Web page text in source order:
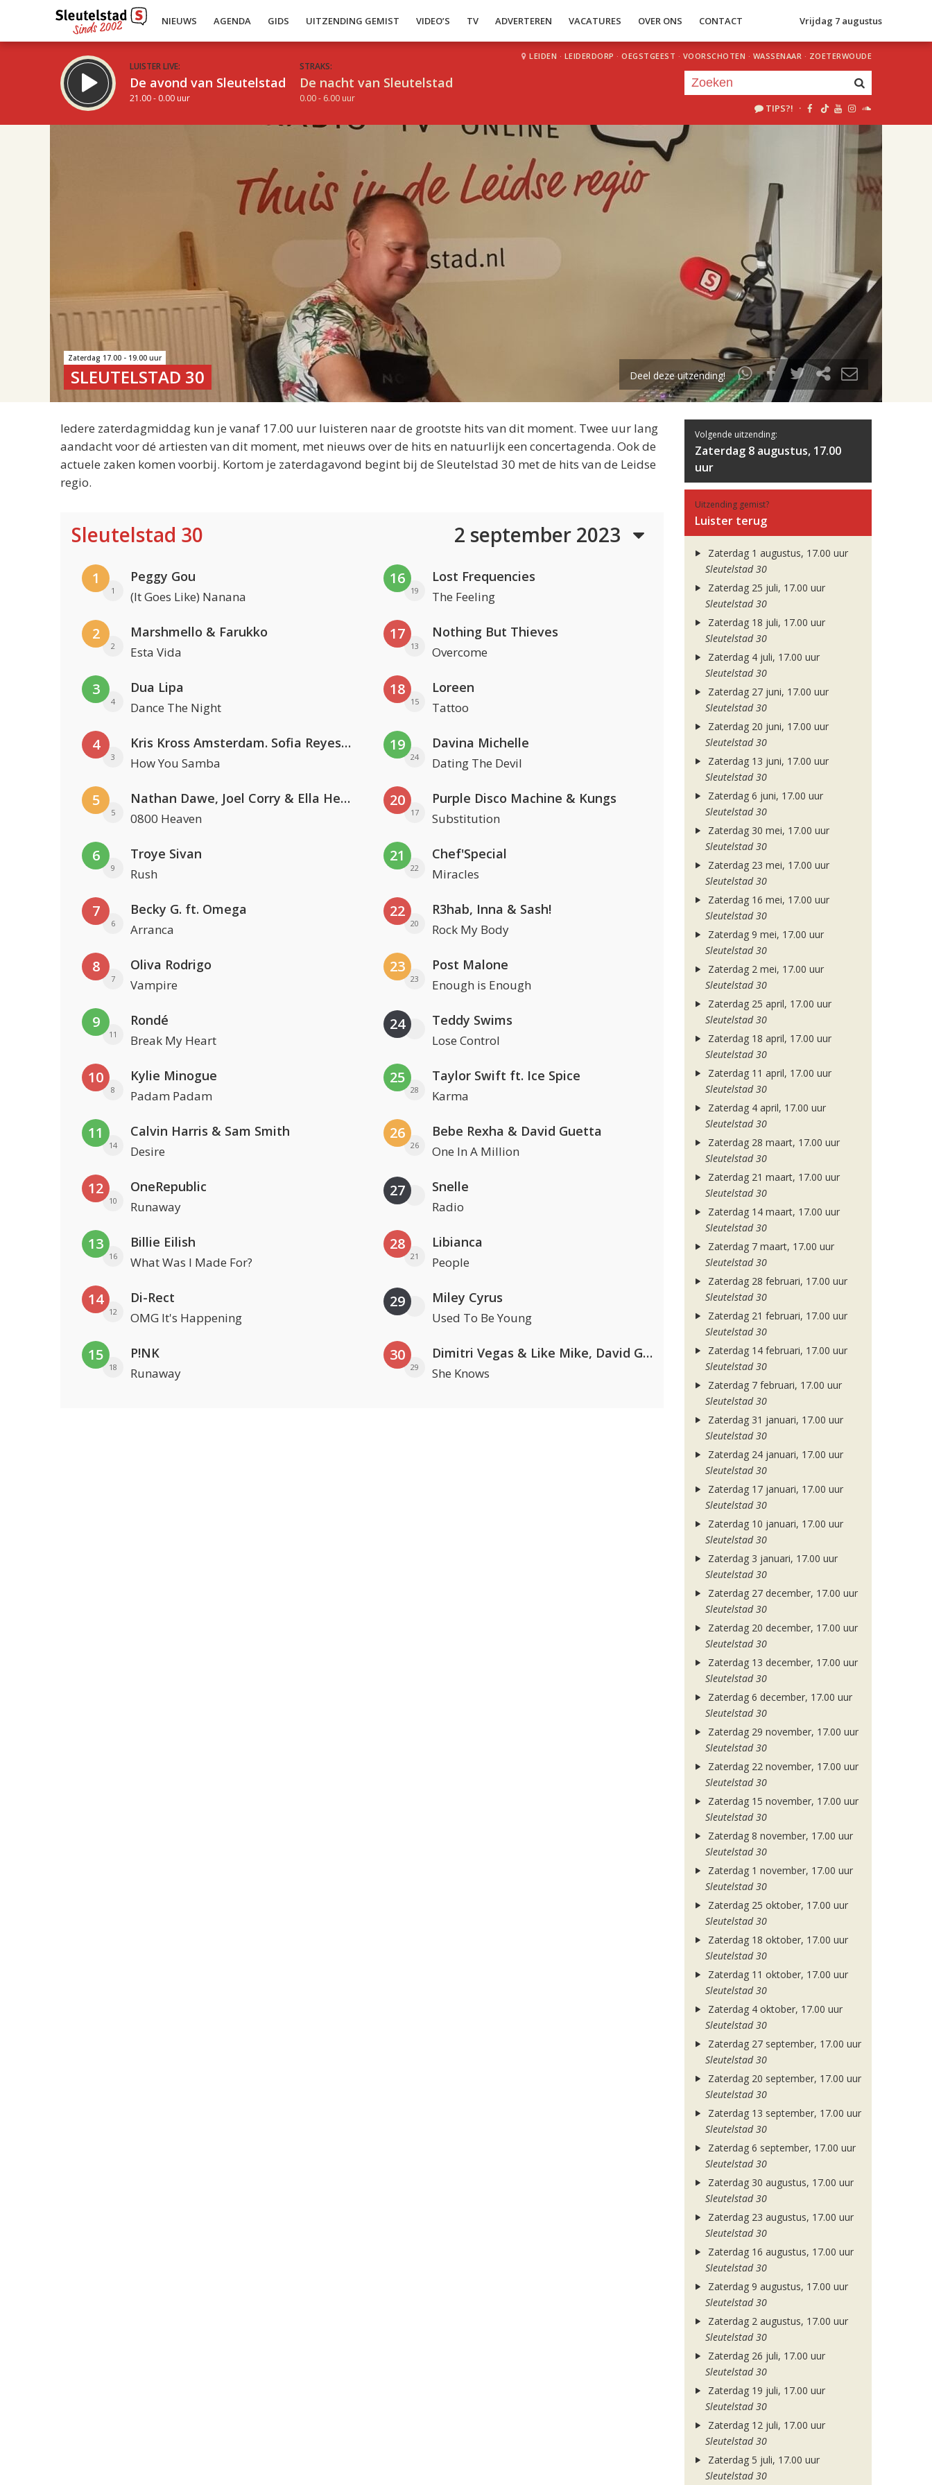
NIEUWS AGENDA GIDS UITZENDING GEMIST VIDEO’S TV ADVERTEREN VACATURES OVER ONS CONTACT Vrijdag 7 augustus
LUISTER LIVE:
De avond van Sleutelstad
21.00 - 0.00 uur
STRAKS:
De nacht van Sleutelstad
0.00 - 6.00 uur
LEIDEN · LEIDERDORP · OEGSTGEEST · VOORSCHOTEN · WASSENAAR · ZOETERWOUDE
TIPS?! ·
uur 1 van 2
Volgend uur
Zaterdag 17.00 - 19.00 uur
SLEUTELSTAD 30 Deel deze uitzending!
Iedere zaterdagmiddag kun je vanaf 17.00 uur luisteren naar de grootste hits van dit moment. Twee uur lang
aandacht voor dé artiesten van dit moment, met nieuws over de hits en natuurlijk een concertagenda. Ook de
actuele zaken komen voorbij. Kortom je zaterdagavond begint bij de Sleutelstad 30 met de hits van de Leidse
regio.
Sleutelstad 30 2 september 2023
1
1
Peggy Gou
(It Goes Like) Nanana
2
2
Marshmello & Farukko
Esta Vida
3
4
Dua Lipa
Dance The Night
4
3
Kris Kross Amsterdam. Sofia Reyes & Tinie Tempah
How You Samba
5
5
Nathan Dawe, Joel Corry & Ella Henderson
0800 Heaven
6
9
Troye Sivan
Rush
7
6
Becky G. ft. Omega
Arranca
8
7
Oliva Rodrigo
Vampire
9
11
Rondé
Break My Heart
10
8
Kylie Minogue
Padam Padam
11
14
Calvin Harris & Sam Smith
Desire
12
10
OneRepublic
Runaway
13
16
Billie Eilish
What Was I Made For?
14
12
Di-Rect
OMG It's Happening
15
18
P!NK
Runaway
16
19
Lost Frequencies
The Feeling
17
13
Nothing But Thieves
Overcome
18
15
Loreen
Tattoo
19
24
Davina Michelle
Dating The Devil
20
17
Purple Disco Machine & Kungs
Substitution
21
22
Chef'Special
Miracles
22
20
R3hab, Inna & Sash!
Rock My Body
23
23
Post Malone
Enough is Enough
24 Teddy Swims
Lose Control
25
28
Taylor Swift ft. Ice Spice
Karma
26
26
Bebe Rexha & David Guetta
One In A Million
27 Snelle
Radio
28
21
Libianca
People
29 Miley Cyrus
Used To Be Young
30
29
Dimitri Vegas & Like Mike, David Guetta & Afro Bros ft. Akon
She Knows
Volgende uitzending:
Zaterdag 8 augustus, 17.00
uur
Uitzending gemist?
Luister terug
Zaterdag 1 augustus, 17.00 uur
Sleutelstad 30
Zaterdag 25 juli, 17.00 uur
Sleutelstad 30
Zaterdag 18 juli, 17.00 uur
Sleutelstad 30
Zaterdag 4 juli, 17.00 uur
Sleutelstad 30
Zaterdag 27 juni, 17.00 uur
Sleutelstad 30
Zaterdag 20 juni, 17.00 uur
Sleutelstad 30
Zaterdag 13 juni, 17.00 uur
Sleutelstad 30
Zaterdag 6 juni, 17.00 uur
Sleutelstad 30
Zaterdag 30 mei, 17.00 uur
Sleutelstad 30
Zaterdag 23 mei, 17.00 uur
Sleutelstad 30
Zaterdag 16 mei, 17.00 uur
Sleutelstad 30
Zaterdag 9 mei, 17.00 uur
Sleutelstad 30
Zaterdag 2 mei, 17.00 uur
Sleutelstad 30
Zaterdag 25 april, 17.00 uur
Sleutelstad 30
Zaterdag 18 april, 17.00 uur
Sleutelstad 30
Zaterdag 11 april, 17.00 uur
Sleutelstad 30
Zaterdag 4 april, 17.00 uur
Sleutelstad 30
Zaterdag 28 maart, 17.00 uur
Sleutelstad 30
Zaterdag 21 maart, 17.00 uur
Sleutelstad 30
Zaterdag 14 maart, 17.00 uur
Sleutelstad 30
Zaterdag 7 maart, 17.00 uur
Sleutelstad 30
Zaterdag 28 februari, 17.00 uur
Sleutelstad 30
Zaterdag 21 februari, 17.00 uur
Sleutelstad 30
Zaterdag 14 februari, 17.00 uur
Sleutelstad 30
Zaterdag 7 februari, 17.00 uur
Sleutelstad 30
Zaterdag 31 januari, 17.00 uur
Sleutelstad 30
Zaterdag 24 januari, 17.00 uur
Sleutelstad 30
Zaterdag 17 januari, 17.00 uur
Sleutelstad 30
Zaterdag 10 januari, 17.00 uur
Sleutelstad 30
Zaterdag 3 januari, 17.00 uur
Sleutelstad 30
Zaterdag 27 december, 17.00 uur
Sleutelstad 30
Zaterdag 20 december, 17.00 uur
Sleutelstad 30
Zaterdag 13 december, 17.00 uur
Sleutelstad 30
Zaterdag 6 december, 17.00 uur
Sleutelstad 30
Zaterdag 29 november, 17.00 uur
Sleutelstad 30
Zaterdag 22 november, 17.00 uur
Sleutelstad 30
Zaterdag 15 november, 17.00 uur
Sleutelstad 30
Zaterdag 8 november, 17.00 uur
Sleutelstad 30
Zaterdag 1 november, 17.00 uur
Sleutelstad 30
Zaterdag 25 oktober, 17.00 uur
Sleutelstad 30
Zaterdag 18 oktober, 17.00 uur
Sleutelstad 30
Zaterdag 11 oktober, 17.00 uur
Sleutelstad 30
Zaterdag 4 oktober, 17.00 uur
Sleutelstad 30
Zaterdag 27 september, 17.00 uur
Sleutelstad 30
Zaterdag 20 september, 17.00 uur
Sleutelstad 30
Zaterdag 13 september, 17.00 uur
Sleutelstad 30
Zaterdag 6 september, 17.00 uur
Sleutelstad 30
Zaterdag 30 augustus, 17.00 uur
Sleutelstad 30
Zaterdag 23 augustus, 17.00 uur
Sleutelstad 30
Zaterdag 16 augustus, 17.00 uur
Sleutelstad 30
Zaterdag 9 augustus, 17.00 uur
Sleutelstad 30
Zaterdag 2 augustus, 17.00 uur
Sleutelstad 30
Zaterdag 26 juli, 17.00 uur
Sleutelstad 30
Zaterdag 19 juli, 17.00 uur
Sleutelstad 30
Zaterdag 12 juli, 17.00 uur
Sleutelstad 30
Zaterdag 5 juli, 17.00 uur
Sleutelstad 30